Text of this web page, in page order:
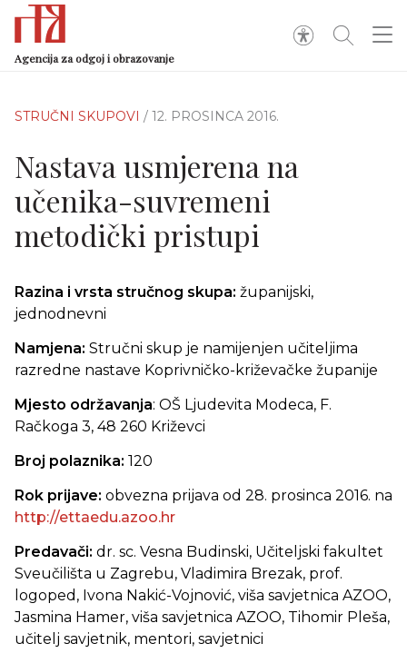
Agencija za odgoj i obrazovanje
STRUČNI SKUPOVI / 12. PROSINCA 2016.
Nastava usmjerena na
učenika-suvremeni
metodički pristupi
Razina i vrsta stručnog skupa: županijski,
jednodnevni
Namjena: Stručni skup je namijenjen učiteljima
razredne nastave Koprivničko-križevačke županije
Mjesto održavanja: OŠ Ljudevita Modeca, F.
Račkoga 3, 48 260 Križevci
Broj polaznika: 120
Rok prijave: obvezna prijava od 28. prosinca 2016. na
http://ettaedu.azoo.hr
Predavači: dr. sc. Vesna Budinski, Učiteljski fakultet
Sveučilišta u Zagrebu, Vladimira Brezak, prof.
logoped, Ivona Nakić-Vojnović, viša savjetnica AZOO,
Jasmina Hamer, viša savjetnica AZOO, Tihomir Pleša,
učitelj savjetnik, mentori, savjetnici